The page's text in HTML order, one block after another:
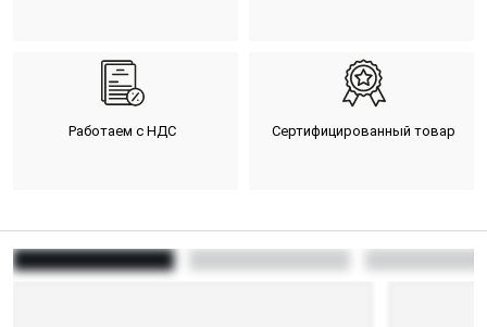
Работаем с НДС Сертифицированный товар